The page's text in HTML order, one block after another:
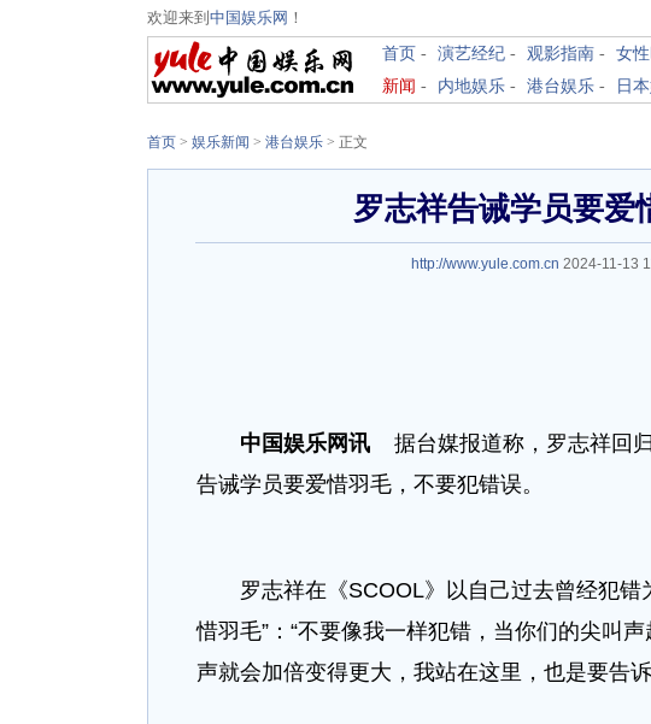
欢迎来到 中国娱乐网 ！
首页 - 演艺经纪 - 观影指南 - 女
新闻 - 内地娱乐 - 港台娱乐 - 日
首页 > 娱乐新闻 > 港台娱乐 > 正文
罗志祥告诫学员要爱
http://www.yule.com.cn 2024-11-13
中国娱乐网讯
据台媒报道称，罗志祥回
告诫学员要爱惜羽毛，不要犯错误。
罗志祥在《SCOOL》以自己过去曾经犯错
惜羽毛”：“不要像我一样犯错，当你们的尖叫
声就会加倍变得更大，我站在这里，也是要告